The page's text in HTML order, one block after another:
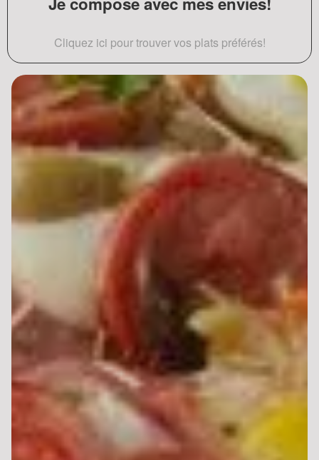
Cliquez ici pour trouver vos plats préférés!